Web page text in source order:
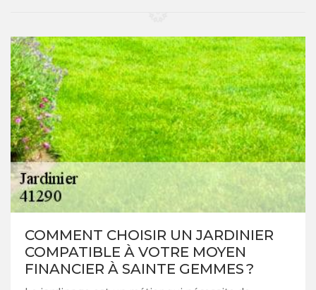
COMMENT CHOISIR UN JARDINIER
COMPATIBLE À VOTRE MOYEN
FINANCIER À SAINTE GEMMES ?